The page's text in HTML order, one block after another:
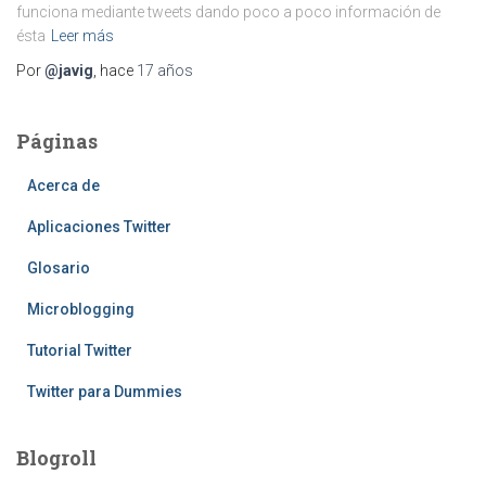
funciona mediante tweets dando poco a poco información de
ésta
Leer más
Por@javig , hace 17 años
Páginas
Acerca de
Aplicaciones Twitter
Glosario
Microblogging
Tutorial Twitter
Twitter para Dummies
Blogroll